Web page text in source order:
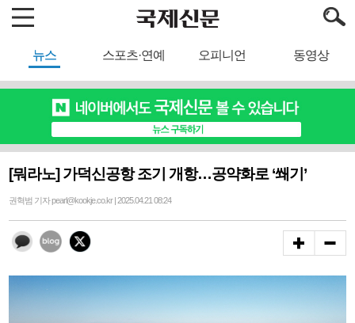
뉴스 스포츠·연예 오피니언 동영상
[뭐라노] 가덕신공항 조기 개항…공약화로 ‘쐐기’
권혁범 기자 pearl@kookje.co.kr | 2025.04.21 08:24